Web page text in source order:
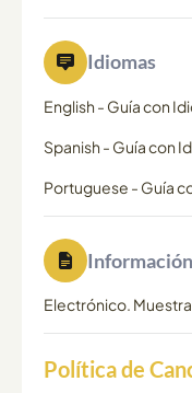
Idiomas
English - Guía con
Spanish - Guía con
Portuguese - Guía
Electrónico.
Política de